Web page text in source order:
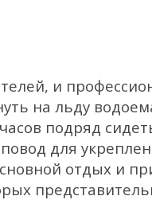
и
на льду
подряд
для
отдых и